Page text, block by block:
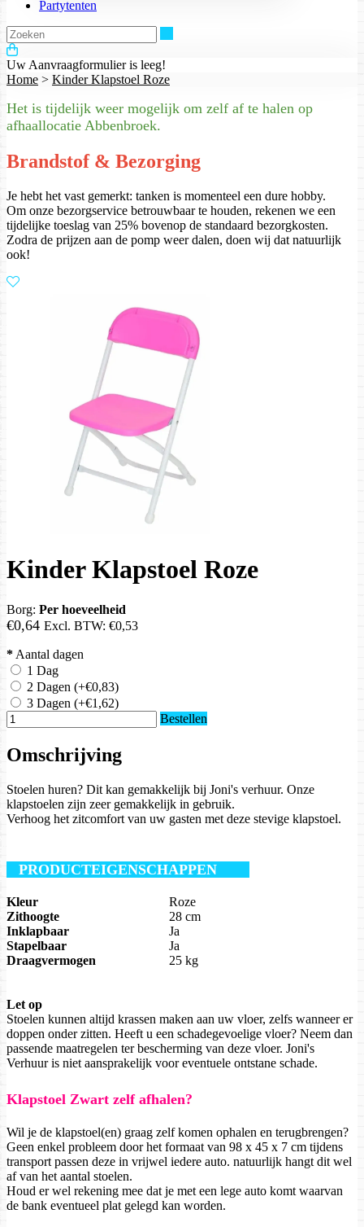
Partytenten
Uw Aanvraagformulier is leeg!
Home > Kinder Klapstoel Roze
Het is tijdelijk weer mogelijk om zelf af te halen op
afhaallocatie Abbenbroek.
Brandstof & Bezorging
Je hebt het vast gemerkt: tanken is momenteel een dure hobby.
Om onze bezorgservice betrouwbaar te houden, rekenen we een
tijdelijke toeslag van 25% bovenop de standaard bezorgkosten.
Zodra de prijzen aan de pomp weer dalen, doen wij dat natuurlijk
ook!
Kinder Klapstoel Roze
Borg: Per hoeveelheid
€0,64 Excl. BTW: €0,53
* Aantal dagen
1 Dag
2 Dagen (+€0,83)
3 Dagen (+€1,62)
Bestellen
Omschrijving
Stoelen huren? Dit kan gemakkelijk bij Joni's verhuur. Onze
klapstoelen zijn zeer gemakkelijk in gebruik.
Verhoog het zitcomfort van uw gasten met deze stevige klapstoel.
PRODUCTEIGENSCHAPPEN
Kleur
Roze
Zithoogte
28 cm
Inklapbaar
Ja
Stapelbaar
Ja
Draagvermogen
25 kg
Let op
Stoelen kunnen altijd krassen maken aan uw vloer, zelfs wanneer er
doppen onder zitten. Heeft u een schadegevoelige vloer? Neem dan
passende maatregelen ter bescherming van deze vloer. Joni's
Verhuur is niet aansprakelijk voor eventuele ontstane schade.
Klapstoel Zwart zelf afhalen?
Wil je de klapstoel(en) graag zelf komen ophalen en terugbrengen?
Geen enkel probleem door het formaat van 98 x 45 x 7 cm tijdens
transport passen deze in vrijwel iedere auto. natuurlijk hangt dit wel
af van het aantal stoelen.
Houd er wel rekening mee dat je met een lege auto komt waarvan
de bank eventueel plat gelegd kan worden.